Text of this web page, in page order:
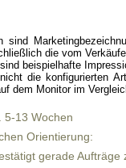
sind
die vom
beispielhafte
die konfigurierten
dem Monitor im
5-13 Wochen
Orientierung:
gerade